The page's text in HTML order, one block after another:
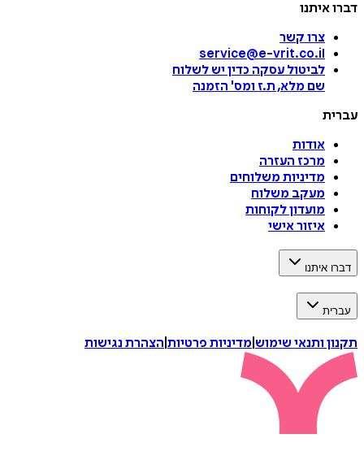
דברו איתנו
צרו קשר
service@e-vrit.co.il
לביטול עסקה כדין יש לשלוח
שם מלא, ת.ז ומס' הזמנה
עברית
אודות
מרכז העזרה
מדיניות משלוחים
מעקב משלוח
מועדון לקוחות
איזור אישי
דברו איתנו
עברית
תקנון ותנאי שימוש מדיניות פרטיות הצהרת נגישות